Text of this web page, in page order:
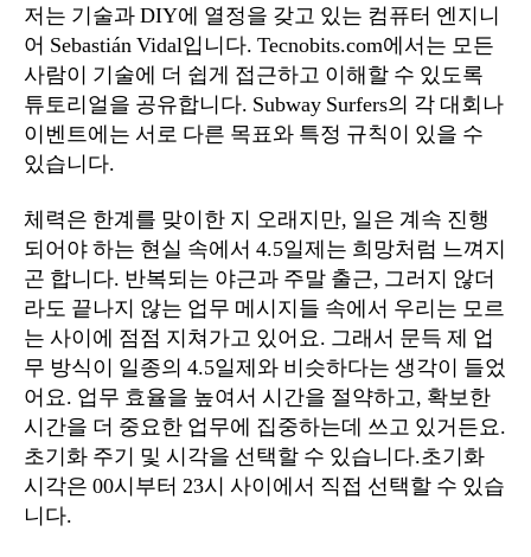
저는 기술과 DIY에 열정을 갖고 있는 컴퓨터 엔지니
어 Sebastián Vidal입니다. Tecnobits.com에서는 모든
사람이 기술에 더 쉽게 접근하고 이해할 수 있도록
튜토리얼을 공유합니다. Subway Surfers의 각 대회나
이벤트에는 서로 다른 목표와 특정 규칙이 있을 수
있습니다.
체력은 한계를 맞이한 지 오래지만, 일은 계속 진행
되어야 하는 현실 속에서 4.5일제는 희망처럼 느껴지
곤 합니다. 반복되는 야근과 주말 출근, 그러지 않더
라도 끝나지 않는 업무 메시지들 속에서 우리는 모르
는 사이에 점점 지쳐가고 있어요. 그래서 문득 제 업
무 방식이 일종의 4.5일제와 비슷하다는 생각이 들었
어요. 업무 효율을 높여서 시간을 절약하고, 확보한
시간을 더 중요한 업무에 집중하는데 쓰고 있거든요.
초기화 주기 및 시각을 선택할 수 있습니다.초기화
시각은 00시부터 23시 사이에서 직접 선택할 수 있습
니다.